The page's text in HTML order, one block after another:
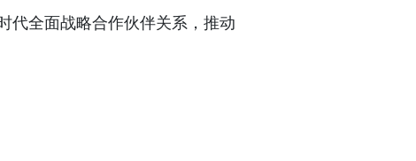
代全面战略合作伙伴关系，推动